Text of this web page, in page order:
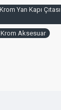
Yan Kapı
Aksesuar